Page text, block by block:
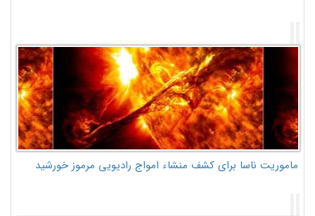
ماموریت ناسا برای کشف منشاء امواج رادیویی مرموز خورشید